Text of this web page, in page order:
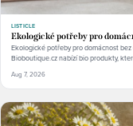
LISTICLE
Ekologické potřeby pro
Ekologické potřeby pro domácnost
Bioboutique.cz nabízí bio produkty,
Aug 7, 2026